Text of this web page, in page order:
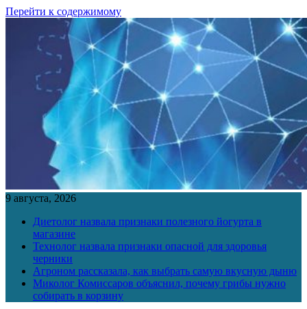
Перейти к содержимому
9 августа, 2026
Диетолог назвала признаки полезного йогурта в
магазине
Технолог назвала признаки опасной для здоровья
черники
Агроном рассказала, как выбрать самую вкусную дыню
Миколог Комиссаров объяснил, почему грибы нужно
собирать в корзину